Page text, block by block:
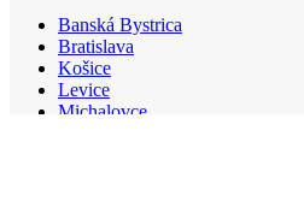
Banská Bystrica
Bratislava
Košice
Levice
Michalovce